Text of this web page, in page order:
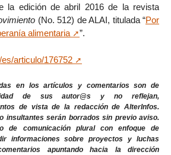
la edición de abril 2016 de la revista
(No. 512) de ALAI, titulada “Por
alimentaria
”.
articulo/176752
en los artículos y comentarios son de
de sus autor@s y no reflejan,
de vista de la redacción de AlterInfos.
insultantes serán borrados sin previo aviso.
de comunicación plural con enfoque de
informaciones sobre proyectos y luchas
apuntando hacia la dirección